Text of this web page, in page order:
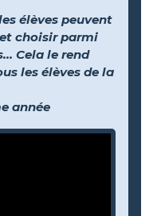
élèves peuvent
choisir parmi
Cela le rend
les élèves de la
année